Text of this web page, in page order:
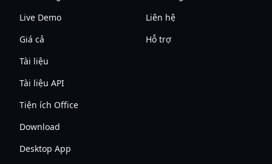
Live Demo
Giá cả
Tài liệu
Tài liệu API
Tiện ích Office
Download
Desktop App
Liên hệ
Hỗ trợ